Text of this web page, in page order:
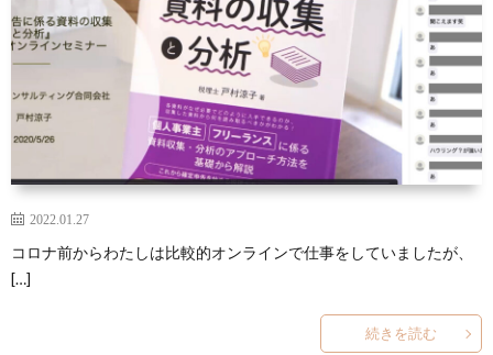
2022.01.27
コロナ前からわたしは比較的オンラインで仕事をしていましたが、
[…]
続きを読む